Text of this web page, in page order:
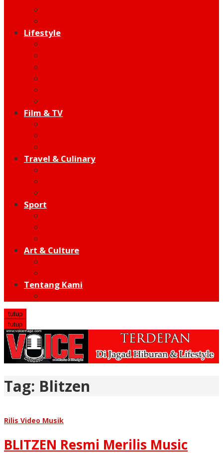
Lifestyle
Film & TV
Travel & Culinary
Sport
Art & Culture
Tentang Kami
tutup
tutup
Tag: Blitzen
Rilis Video Musik
BLITZEN Resmi Merilis Music